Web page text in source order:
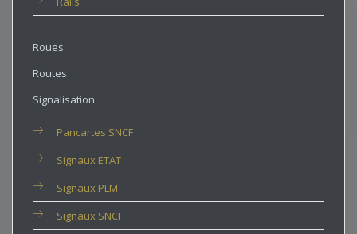
Roues
Routes
Signalisation
Pancartes SNCF
Signaux ETAT
Signaux PLM
Signaux SNCF